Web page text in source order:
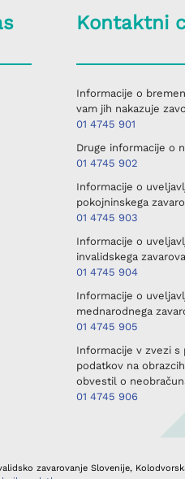
Kontaktni
Informacije o
vam jih nakazuje
01 4745 901
Druge informacije o
01 4745 902
Informacije o
pokojninskega
01 4745 903
Informacije o
invalidskega
01 4745 904
Informacije o
mednarodnega
01 4745 905
Informacije v zvezi s
podatkov na
obvestil o
01 4745 906
zavarovanje Slovenije,